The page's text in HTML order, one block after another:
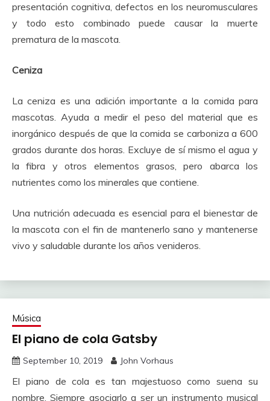
presentación cognitiva, defectos en los neuromusculares
y todo esto combinado puede causar la muerte
prematura de la mascota.
Ceniza
La ceniza es una adición importante a la comida para
mascotas. Ayuda a medir el peso del material que es
inorgánico después de que la comida se carboniza a 600
grados durante dos horas. Excluye de sí mismo el agua y
la fibra y otros elementos grasos, pero abarca los
nutrientes como los minerales que contiene.
Una nutrición adecuada es esencial para el bienestar de
la mascota con el fin de mantenerlo sano y mantenerse
vivo y saludable durante los años venideros.
Música
El piano de cola Gatsby
September 10, 2019 John Vorhaus
El piano de cola es tan majestuoso como suena su
nombre.Siempre asociarlo a ser un instrumento musical